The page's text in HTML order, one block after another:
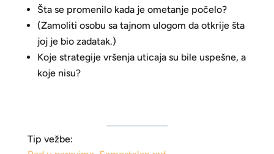
Šta se promenilo kada je ometanje počelo?
(Zamoliti osobu sa tajnom ulogom da otkrije šta
joj je bio zadatak.)
Koje strategije vršenja uticaja su bile uspešne, a
koje nisu?
Tip vežbe: